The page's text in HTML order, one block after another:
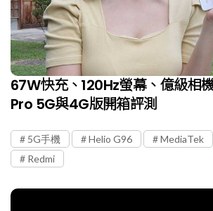
67W快充、120Hz螢幕、億級相
Pro 5G與4G版開箱評測
5G手機 Helio G96 MediaTek
Redmi